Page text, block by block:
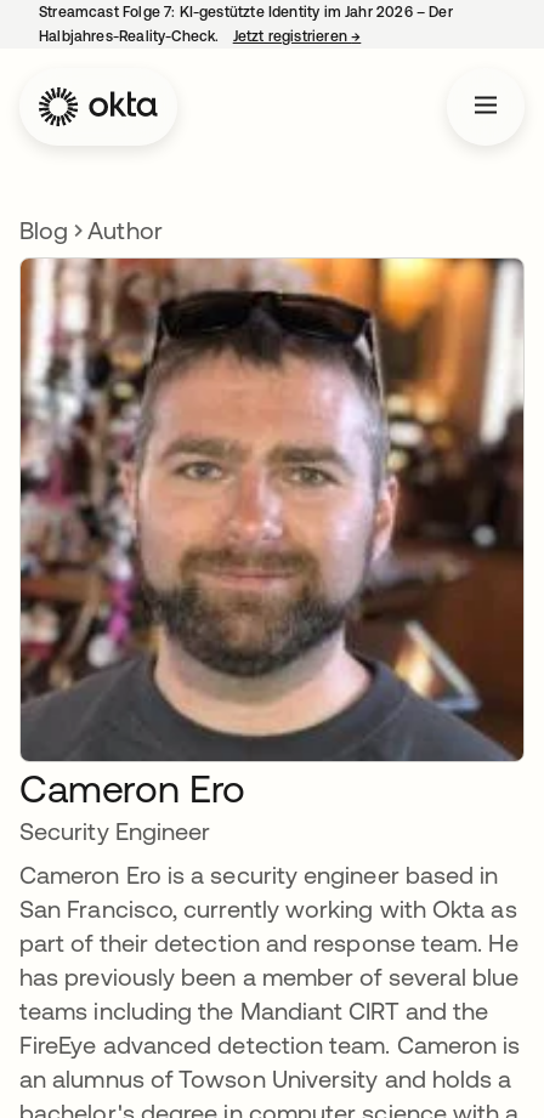
Streamcast Folge 7: KI-gestützte Identity im Jahr 2026 – Der
Halbjahres-Reality-Check.
Jetzt registrieren→
Blog Author
Cameron Ero
Security Engineer
Cameron Ero is a security engineer based in
San Francisco, currently working with Okta as
part of their detection and response team. He
has previously been a member of several blue
teams including the Mandiant CIRT and the
FireEye advanced detection team. Cameron is
an alumnus of Towson University and holds a